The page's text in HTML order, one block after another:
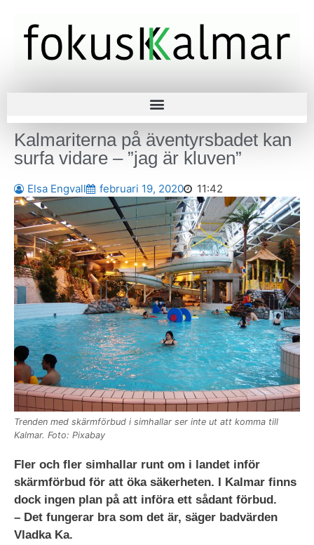
Kalmariterna på äventyrsbadet kan
surfa vidare – ”jag är kluven”
Elsa Engvall februari 19, 2020 11:42
Trenden med skärmförbud i simhallar ser inte ut att komma till
Kalmar. Foto: Pixabay
Fler och fler simhallar runt om i landet inför
skärmförbud för att öka säkerheten. I Kalmar finns
dock ingen plan på att införa ett sådant förbud.
– Det fungerar bra som det är, säger badvärden
Vladka Ka.